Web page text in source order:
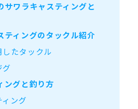
サワラキャスティングと
ティングのタックル紹介
たタックル
ングと釣り方
ング